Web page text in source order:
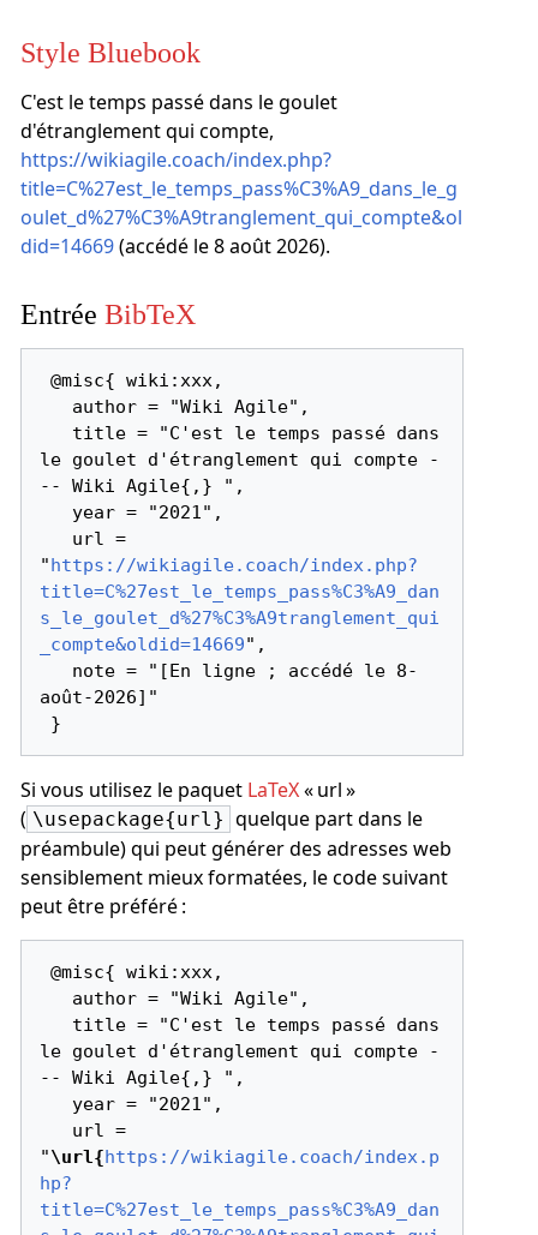
Style Bluebook
C'est le temps passé dans le goulet
d'étranglement qui compte,
https://wikiagile.coach/index.php?
title=C%27est_le_temps_pass%C3%A9_dans_le_g
oulet_d%27%C3%A9tranglement_qui_compte&ol
did=14669(accédé le 8 août 2026).
Entrée BibTeX
@misc{ wiki:xxx,
le goulet d'étranglement qui compte -
-- Wiki Agile{,} ",
"https://wikiagile.coach/index.php?
title=C%27est_le_temps_pass%C3%A9_dan
s_le_goulet_d%27%C3%A9tranglement_qui
_compte&oldid=14669",
août-2026]"
Si vous utilisez le paquet LaTeX« url »
( \usepackage{url} quelque part dans le
préambule) qui peut générer des adresses web
sensiblement mieux formatées, le code suivant
peut être préféré :
@misc{ wiki:xxx,
le goulet d'étranglement qui compte -
-- Wiki Agile{,} ",
"\url{https://wikiagile.coach/index.p
hp?
title=C%27est_le_temps_pass%C3%A9_dan